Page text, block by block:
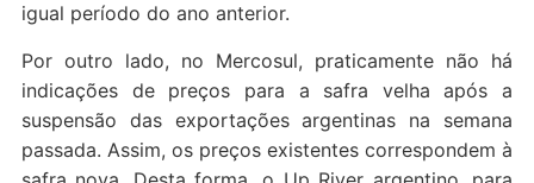
igual período do ano anterior.
Por outro lado, no Mercosul, praticamente não há
indicações de preços para a safra velha após a
suspensão das exportações argentinas na semana
passada. Assim, os preços existentes correspondem à